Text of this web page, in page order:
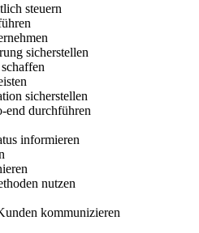
steuern
sicherstellen
sicherstellen
end durchführen
informieren
nutzen
kommunizieren